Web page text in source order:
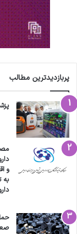
پربازدیدترین مطالب
و
به